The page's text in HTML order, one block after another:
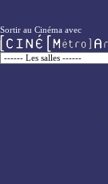
Sortir au Cinéma avec